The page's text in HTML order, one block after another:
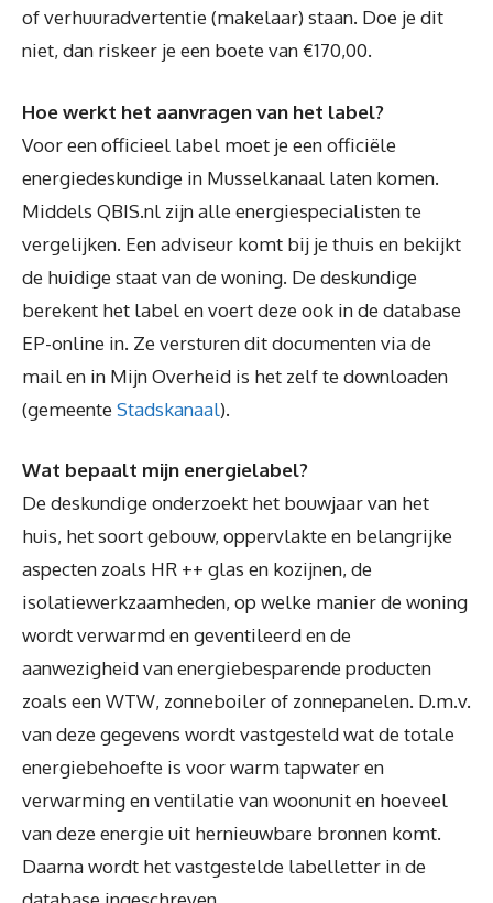
of verhuuradvertentie (makelaar) staan. Doe je dit
niet, dan riskeer je een boete van €170,00.
Hoe werkt het aanvragen van het label?
Voor een officieel label moet je een officiële
energiedeskundige in Musselkanaal laten komen.
Middels QBIS.nl zijn alle energiespecialisten te
vergelijken. Een adviseur komt bij je thuis en bekijkt
de huidige staat van de woning. De deskundige
berekent het label en voert deze ook in de database
EP-online in. Ze versturen dit documenten via de
mail en in Mijn Overheid is het zelf te downloaden
(gemeenteStadskanaal).
Wat bepaalt mijn energielabel?
De deskundige onderzoekt het bouwjaar van het
huis, het soort gebouw, oppervlakte en belangrijke
aspecten zoals HR ++ glas en kozijnen, de
isolatiewerkzaamheden, op welke manier de woning
wordt verwarmd en geventileerd en de
aanwezigheid van energiebesparende producten
zoals een WTW, zonneboiler of zonnepanelen. D.m.v.
van deze gegevens wordt vastgesteld wat de totale
energiebehoefte is voor warm tapwater en
verwarming en ventilatie van woonunit en hoeveel
van deze energie uit hernieuwbare bronnen komt.
Daarna wordt het vastgestelde labelletter in de